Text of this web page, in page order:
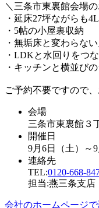
＼三条市東裏館会場
・延床27坪ながらも
・5帖の小屋裏収納
・無垢床と変わらな
・LDKと水回りをつ
・キッチンと横並び
ご予約不要ですので
会場
三条市東裏館３
開催日
9月6日（土）～9
連絡先
TEL:0120-668-
担当:燕三条支店
会社のホームページ